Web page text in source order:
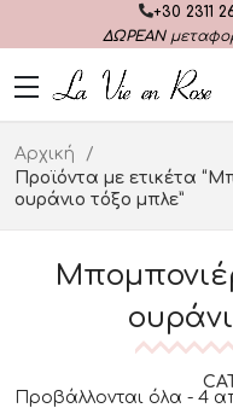
+30 2311
ΔΩΡΕΑΝ
Αρχική
Προϊόντα με ετικέτα
ουράνιο τόξο μπλε”
Προβάλλονται όλα - 4